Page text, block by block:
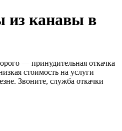
из канавы в
— принудительная откачка
стоимость на услуги
Звоните, служба откачки